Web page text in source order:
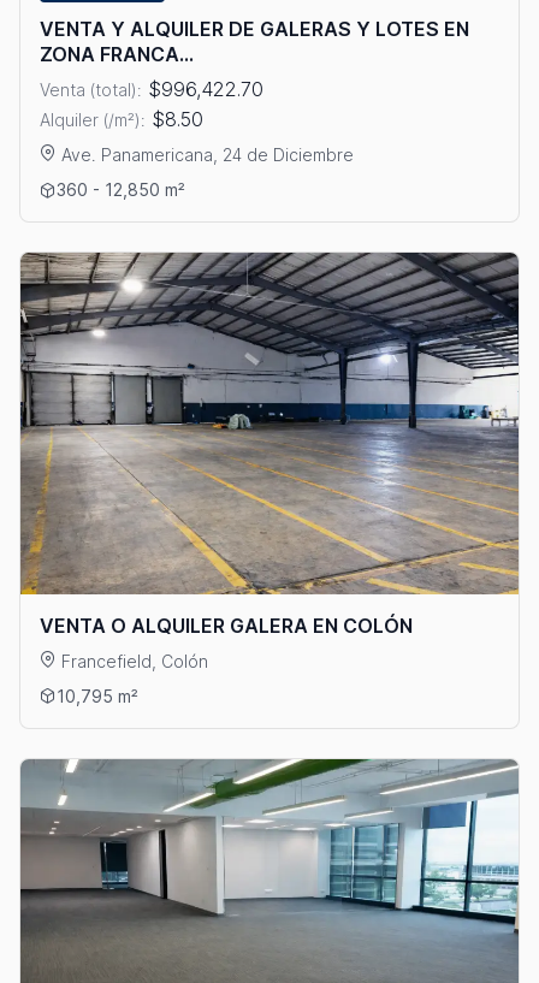
VENTA Y ALQUILER DE GALERAS Y LOTES EN
ZONA FRANCA...
Venta (total): $996,422.70
Alquiler (/m²): $8.50
Ave. Panamericana, 24 de Diciembre
Ver detalles: VENTA Y ALQUILER DE GALERAS Y LOTES EN
360 - 12,850 m²
VENTA O ALQUILER GALERA EN COLÓN
Francefield, Colón
Ver detalles: VENTA O ALQUILER GALERA EN COLÓN
10,795 m²